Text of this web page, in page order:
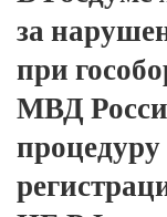
за
при
МВД